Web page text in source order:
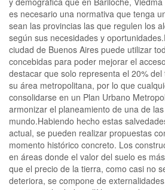
es necesario una normativa que tenga
sean las provincias las que regulen los
según sus necesidades y
ciudad de Buenos Aires puede utilizar
concebidas para poder mejorar el
destacar que solo representa el 20%
su área metropolitana, por lo que
consolidarse en un Plan Urbano
armonizar el planeamiento de una de
mundo.Habiendo hecho estas
actual, se pueden realizar propuestas
momento histórico concreto. Los
en áreas donde el valor del suelo es
que el precio de la tierra, como casi no
deteriora, se compone de